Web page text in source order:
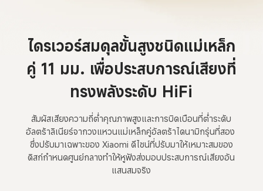
ไดรเวอร์สมดุลขั้นสูงชนิดแม่เหล็ก
คู่ 11 มม. เพื่อประสบการณ์เสียงที่
ทรงพลังระดับ HiFi
สัมผัสเสียงความถี่ต่ำคุณภาพสูงและการบิดเบือนที่ต่ำระดับ
อัลตร้าลิเนียร์จากวงแหวนแม่เหล็กคู่อัลตร้าไดนามิกรุ่นที่สอง
ซึ่งปรับมาเฉพาะของ Xiaomi ดีไซน์ที่ปรับมาให้เหมาะสมของ
ดิสก์กำหนดศูนย์กลางทำให้หูฟังส่งมอบประสบการณ์เสียงอัน
แสนสมจริง